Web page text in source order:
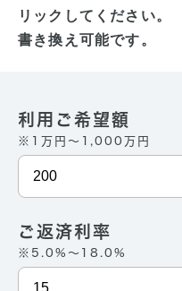
リックしてください。
書き換え可能です。
利用ご希望額
※1万円〜1,000万円
ご返済利率
※5.0%〜18.0%